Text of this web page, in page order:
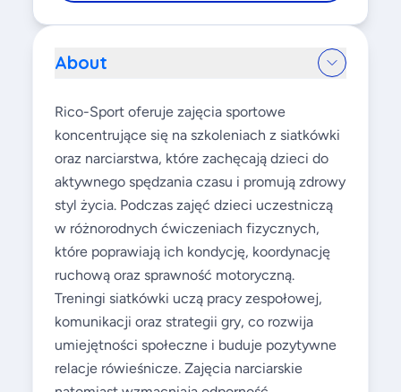
About
Rico-Sport oferuje zajęcia sportowe
koncentrujące się na szkoleniach z siatkówki
oraz narciarstwa, które zachęcają dzieci do
aktywnego spędzania czasu i promują zdrowy
styl życia. Podczas zajęć dzieci uczestniczą
w różnorodnych ćwiczeniach fizycznych,
które poprawiają ich kondycję, koordynację
ruchową oraz sprawność motoryczną.
Treningi siatkówki uczą pracy zespołowej,
komunikacji oraz strategii gry, co rozwija
umiejętności społeczne i buduje pozytywne
relacje rówieśnicze. Zajęcia narciarskie